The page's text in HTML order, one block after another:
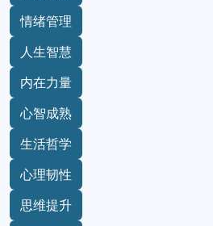
情绪管理
人生智慧
内在力量
心智成熟
生活哲学
心理韧性
思维提升